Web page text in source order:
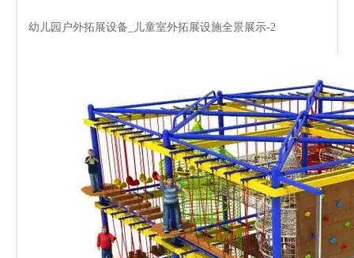
幼儿园户外拓展设备_儿童室外拓展设施全景展示-2